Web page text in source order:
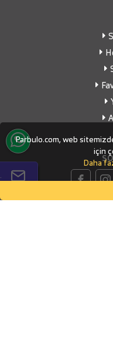
Parbulo.com, web
için
Daha